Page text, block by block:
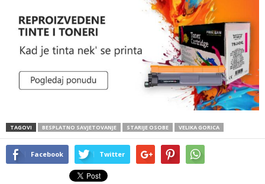
TAGOVI BESPLATNO SAVJETOVANJE STARIJE OSOBE VELIKA GORICA
Facebook Twitter